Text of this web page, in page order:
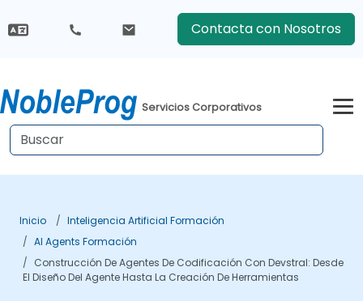
Contacta con Nosotros
Servicios Corporativos
Inicio
Inteligencia Artificial Formación
AI Agents Formación
Construcción De Agentes De Codificación Con Devstral: Desde
El Diseño Del Agente Hasta La Creación De Herramientas